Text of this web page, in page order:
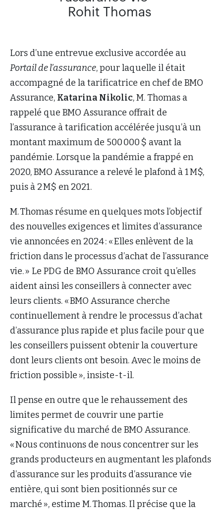
Rohit Thomas
Lors d’une entrevue exclusive accordée au
Portail de l’assurance, pour laquelle il était
accompagné de la tarificatrice en chef de BMO
Assurance, Katarina Nikolic, M. Thomas a
rappelé que BMO Assurance offrait de
l’assurance à tarification accélérée jusqu’à un
montant maximum de 500 000 $ avant la
pandémie. Lorsque la pandémie a frappé en
2020, BMO Assurance a relevé le plafond à 1 M$,
puis à 2 M$ en 2021.
M. Thomas résume en quelques mots l’objectif
des nouvelles exigences et limites d’assurance
vie annoncées en 2024 : « Elles enlèvent de la
friction dans le processus d’achat de l’assurance
vie. » Le PDG de BMO Assurance croit qu’elles
aident ainsi les conseillers à connecter avec
leurs clients. « BMO Assurance cherche
continuellement à rendre le processus d’achat
d’assurance plus rapide et plus facile pour que
les conseillers puissent obtenir la couverture
dont leurs clients ont besoin. Avec le moins de
friction possible », insiste-t-il.
Il pense en outre que le rehaussement des
limites permet de couvrir une partie
significative du marché de BMO Assurance.
« Nous continuons de nous concentrer sur les
grands producteurs en augmentant les plafonds
d’assurance sur les produits d’assurance vie
entière, qui sont bien positionnés sur ce
marché », estime M. Thomas. Il précise que la